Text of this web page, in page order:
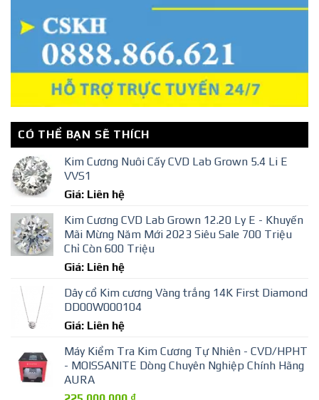
CÓ THỂ BẠN SẼ THÍCH
Kim Cương Nuôi Cấy CVD Lab Grown 5.4 Li E
VVS1
Giá: Liên hệ
Kim Cương CVD Lab Grown 12.20 Ly E - Khuyến
Mãi Mừng Năm Mới 2023 Siêu Sale 700 Triệu
Chỉ Còn 600 Triệu
Giá: Liên hệ
Dây cổ Kim cương Vàng trắng 14K First Diamond
DD00W000104
Giá: Liên hệ
Máy Kiểm Tra Kim Cương Tự Nhiên - CVD/HPHT
- MOISSANITE Dòng Chuyên Nghiệp Chính Hãng
AURA